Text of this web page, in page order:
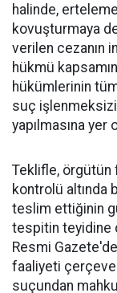
halinde,
kovuşturmaya
verilen cezanın
hükmü
hükümlerinin
suç
yapılmasına yer
Teklifle, örgütün
kontrolü altında
teslim ettiğinin
tespitin teyidine
Resmi
faaliyeti
suçundan